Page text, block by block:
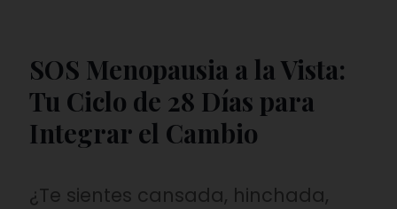
SOS Menopausia a la Vista:
Tu Ciclo de 28 Días para
Integrar el Cambio
¿Te sientes cansada, hinchada,